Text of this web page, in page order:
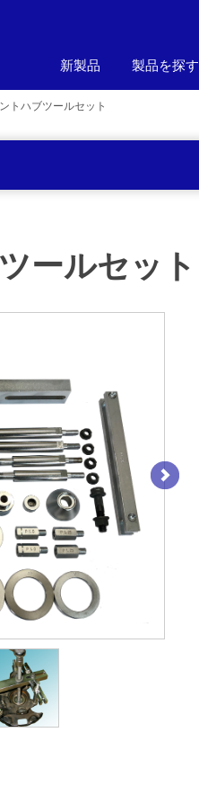
新製品 製品を探す
製品名 車の部位
トハブツールセット
ールセット